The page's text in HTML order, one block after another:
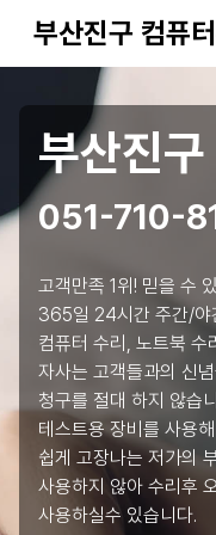
부산진구 컴퓨
부산진구
051-710-
고객만족 1위! 믿을 수
365일 24시간 주간/야
컴퓨터 수리, 노트북 수
자사는 고객들과의 신
청구를 절대 하지 않습
테스트용 장비를 사용
쉽게 고장나는 저가의
사용하지 않아 수리후
사용하실수 있습니다.